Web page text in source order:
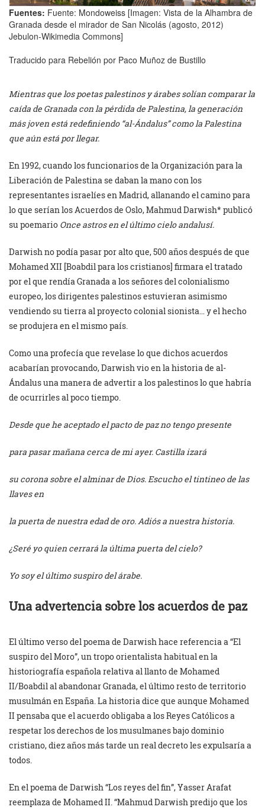
Fuentes: Fuente: Mondoweiss [Imagen: Vista de la Alhambra de
Granada desde el mirador de San Nicolás (agosto, 2012)
Jebulon-Wikimedia Commons]
Traducido para Rebelión por Paco Muñoz de Bustillo
Mientras que los poetas palestinos y árabes solían comparar la
caída de Granada con la pérdida de Palestina, la generación
más joven está redefiniendo “al-Ándalus” como la Palestina
que aún está por llegar.
En 1992, cuando los funcionarios de la Organización para la
Liberación de Palestina se daban la mano con los
representantes israelíes en Madrid, allanando el camino para
lo que serían los Acuerdos de Oslo, Mahmud Darwish* publicó
su poemario Once astros en el último cielo andalusí.
Darwish no podía pasar por alto que, 500 años después de que
Mohamed XII [Boabdil para los cristianos] firmara el tratado
por el que rendía Granada a los señores del colonialismo
europeo, los dirigentes palestinos estuvieran asimismo
vendiendo su tierra al proyecto colonial sionista… y el hecho
se produjera en el mismo país.
Como una profecía que revelase lo que dichos acuerdos
acabarían provocando, Darwish vio en la historia de al-
Ándalus una manera de advertir a los palestinos lo que habría
de ocurrirles al poco tiempo.
Desde que he aceptado el pacto de paz no tengo presente
para pasar mañana cerca de mi ayer. Castilla izará
su corona sobre el alminar de Dios. Escucho el tintineo de las
llaves en
la puerta de nuestra edad de oro. Adiós a nuestra historia.
¿Seré yo quien cerrará la última puerta del cielo?
Yo soy el último suspiro del árabe.
Una advertencia sobre los acuerdos de paz
El último verso del poema de Darwish hace referencia a “El
suspiro del Moro”, un tropo orientalista habitual en la
historiografía española relativa al llanto de Mohamed
II/Boabdil al abandonar Granada, el último resto de territorio
musulmán en España. La historia dice que aunque Mohamed
II pensaba que el acuerdo obligaba a los Reyes Católicos a
respetar los derechos de los musulmanes bajo dominio
cristiano, diez años más tarde un real decreto les expulsaría a
todos.
En el poema de Darwish “Los reyes del fin”, Yasser Arafat
reemplaza de Mohamed II. “Mahmud Darwish predijo que los